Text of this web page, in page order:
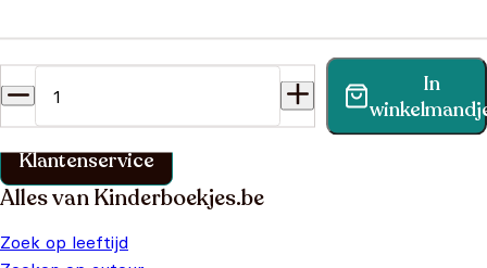
In
Vind binnen no-time antwoord op je vraag op onze
klantenservice pagina.
Klantenservice
Alles van Kinderboekjes.be
Zoek op leeftijd